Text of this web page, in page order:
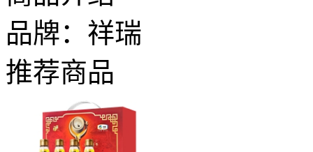
品牌： 祥瑞
推荐商品